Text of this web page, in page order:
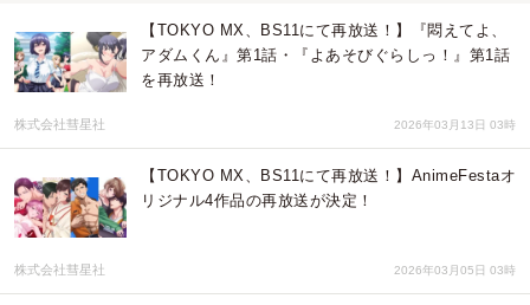
【TOKYO MX、BS11にて再放送！】『悶えてよ、
アダムくん』第1話・『よあそびぐらしっ！』第1話
を再放送！
株式会社彗星社 2026年03月13日 03時
【TOKYO MX、BS11にて再放送！】AnimeFestaオ
リジナル4作品の再放送が決定！
株式会社彗星社 2026年03月05日 03時